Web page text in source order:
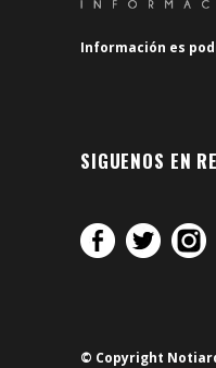
Información es
SIGUENOS EN
© Copyright